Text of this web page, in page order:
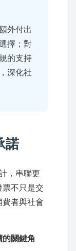
外付出
擇；對
的支持
深化社
諾
，串聯更
不只是交
者與社會
關鍵角